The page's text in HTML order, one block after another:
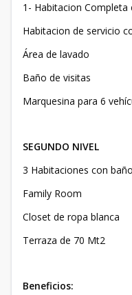
1- Habitacion Completa
Habitacion de servicio
Área de lavado
Baño de visitas
Marquesina para 6
SEGUNDO NIVEL
3 Habitaciones con
Family Room
Closet de ropa blanca
Terraza de 70 Mt2
Beneficios: